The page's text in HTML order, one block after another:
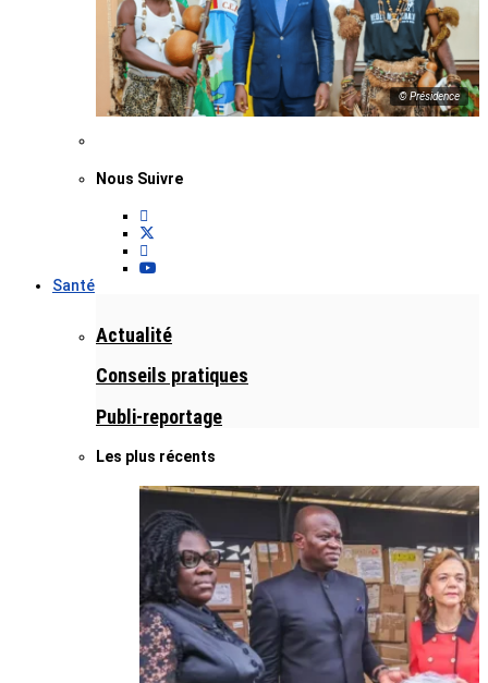
© Présidence
Nous Suivre
Santé
Actualité
Conseils pratiques
Publi-reportage
Les plus récents